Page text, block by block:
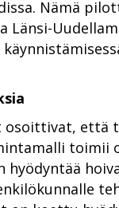
Nämä
Länsi-
osoittivat,
toimii
hyödyntää